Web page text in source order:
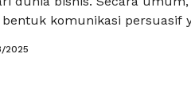
komunikasi persuasif
semakin kompetitif,
2025